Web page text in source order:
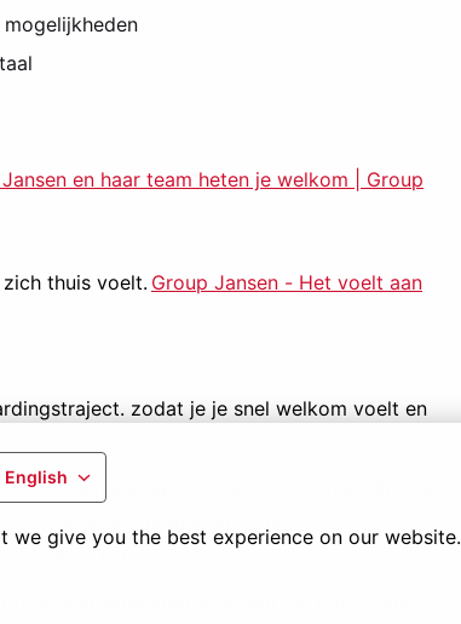
English
we give you the best experience on our website.
en haar team heten je welkom | Group
thuis voelt. Group Jansen - Het voelt aan
zodat je je snel welkom voelt en
, met veel aandacht voor jouw welzijn. Blijf op
momenten tijdens onze
kerstfeest.
arbeidsvoorwaarden